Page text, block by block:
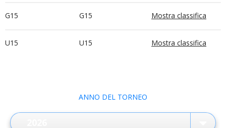
G15 G15 Mostra classifica
U15 U15 Mostra classifica
ANNO DEL TORNEO